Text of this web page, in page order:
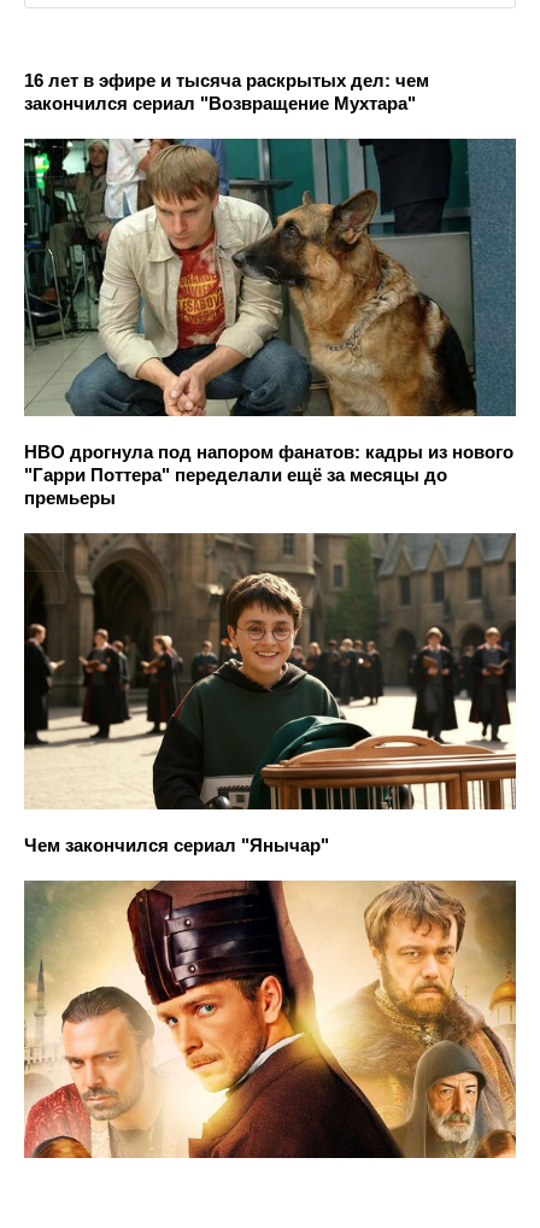
16 лет в эфире и тысяча раскрытых дел: чем
закончился сериал "Возвращение Мухтара"
HBO дрогнула под напором фанатов: кадры из нового
"Гарри Поттера" переделали ещё за месяцы до
премьеры
Чем закончился сериал "Янычар"